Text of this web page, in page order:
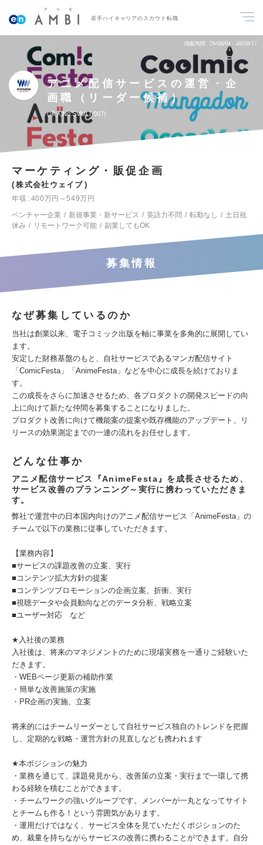
若手ハイキャリアのスカウト転職
掲載期間 26/08/04～26/08/17
アニメ配信サービスの運営・企
画職（リーダー候補）
求人No.SVMLI-007
マーケティング・販促企画
株式会社ウェイブ
年収
400万円～549万円
ベンチャー企業
新規事業・新サービス 英語力不問 転勤なし
土日祝
休み
リモートワーク可能 副業してもOK
募集情報
なぜ募集しているのか
当社は創業以来、電子コミック出版を軸に事業を多角的に展開してい
ます。
安定した財務基盤のもと、自社サービスであるマンガ配信サイト
「ComicFesta」「AnimeFesta」などを中心に成長を続けておりま
す。
この成長をさらに加速させるため、各プロダクトの開発スピードの向
上に向けて新たな仲間を募集することになりました。
プロダクト改善に向けて機能案の提案や既存機能のアップデート、リ
リースの効果測定までの一連の流れをお任せします。
どんな仕事か
アニメ配信サービス『AnimeFesta』を成長させるため、
サービス改善のプランニング～実行に携わっていただきま
す。
弊社で運営中の日本国内向けのアニメ配信サービス「AnimeFesta」の
チームで以下の業務に従事していただきます。
【業務内容】
■サービスの課題改善の立案、実行
■コンテンツ拡大方針の提案
■コンテンツプロモーションの企画立案、折衝、実行
■視聴データや会員動向などのデータ分析、戦略立案
■ユーザー対応 など
★入社後の業務
入社後は、将来のマネジメントのために現場実務を一通りご経験いた
だきます。
・WEBページ更新の補助作業
・簡単な改善施策の実施
・PR企画の実施、立案
将来的にはチームリーダーとして自社サービス独自のトレンドを把握
し、定期的な戦略・運営方針の見直しなども携われます
★本ポジションの魅力
・業務を通じて、課題発見から、改善策の立案・実行まで一環して携
わる経験を積むことができます。
・チームワークの強いグループです。メンバーが一丸となってサイト
とチームも作る！という雰囲気があります。
・運用だけではなく、サービス全体を見ていただくポジションのた
め、裁量を持ちながらサービスの改善に携わることができます。自分